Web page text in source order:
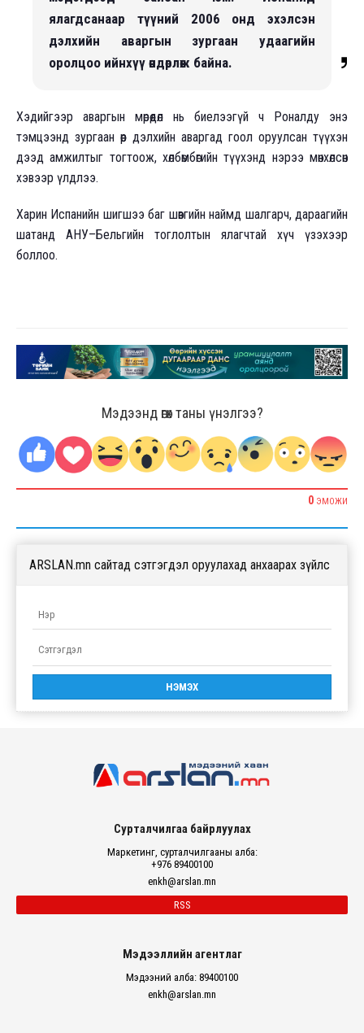
ялагдсанаар түүний 2006 онд эхэлсэн
дэлхийн аваргын зургаан удаагийн
оролцоо ийнхүү өндөрлөж байна.
Хэдийгээр аваргын мөрөөдөл нь биелээгүй ч Роналду энэ
тэмцээнд зургаан өөр дэлхийн аваргад гоол оруулсан түүхэн
дээд амжилтыг тогтоож, хөлбөмбөгийн түүхэнд нэрээ мөнхөлсөн
хэвээр үлдлээ.
Харин Испанийн шигшээ баг шөвгийн наймд шалгарч, дараагийн
шатанд АНУ–Бельгийн тоглолтын ялагчтай хүч үзэхээр
боллоо.
Мэдээнд өгөх таны үнэлгээ?
0 ЭМОЖИ
ARSLAN.mn сайтад сэтгэгдэл оруулахад анхаарах зүйлс
Сурталчилгаа байрлуулах
Маркетинг, сурталчилгааны алба:
+976 89400100
enkh@arslan.mn
RSS
Мэдээллийн агентлаг
Мэдээний алба: 89400100
enkh@arslan.mn